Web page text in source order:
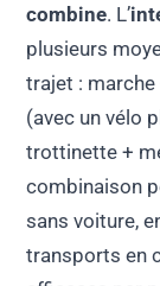
combine. L’
plusieurs
trajet :
(avec un vélo
trottinette +
combinaison
sans voiture,
transports en